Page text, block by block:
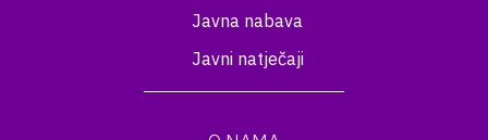
Javna nabava
Javni natječaji